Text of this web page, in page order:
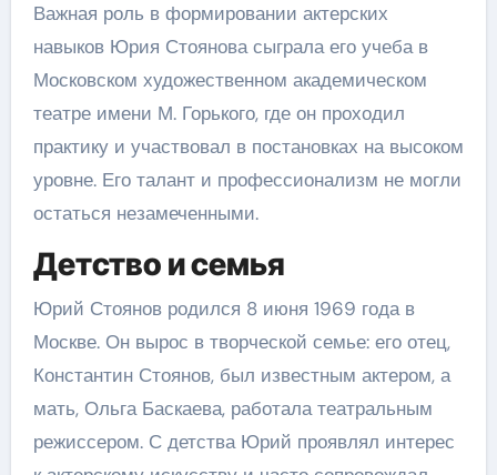
Важная роль в формировании актерских
навыков Юрия Стоянова сыграла его учеба в
Московском художественном академическом
театре имени М. Горького, где он проходил
практику и участвовал в постановках на высоком
уровне. Его талант и профессионализм не могли
остаться незамеченными.
Детство и семья
Юрий Стоянов родился 8 июня 1969 года в
Москве. Он вырос в творческой семье: его отец,
Константин Стоянов, был известным актером, а
мать, Ольга Баскаева, работала театральным
режиссером. С детства Юрий проявлял интерес